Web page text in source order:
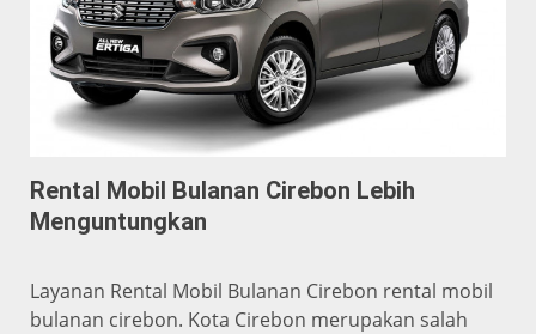
Rental Mobil Bulanan Cirebon Lebih
Menguntungkan
Layanan Rental Mobil Bulanan Cirebon rental mobil
bulanan cirebon. Kota Cirebon merupakan salah